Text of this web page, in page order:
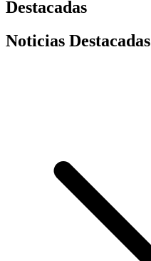
Destacadas
Noticias Destacadas